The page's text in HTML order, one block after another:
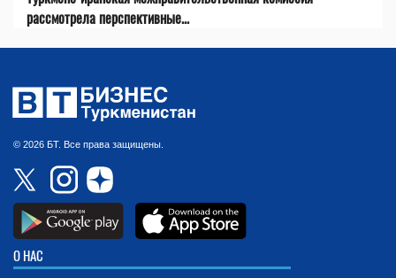
рассмотрела перспективные...
© 2026 БТ. Все права защищены.
О НАС